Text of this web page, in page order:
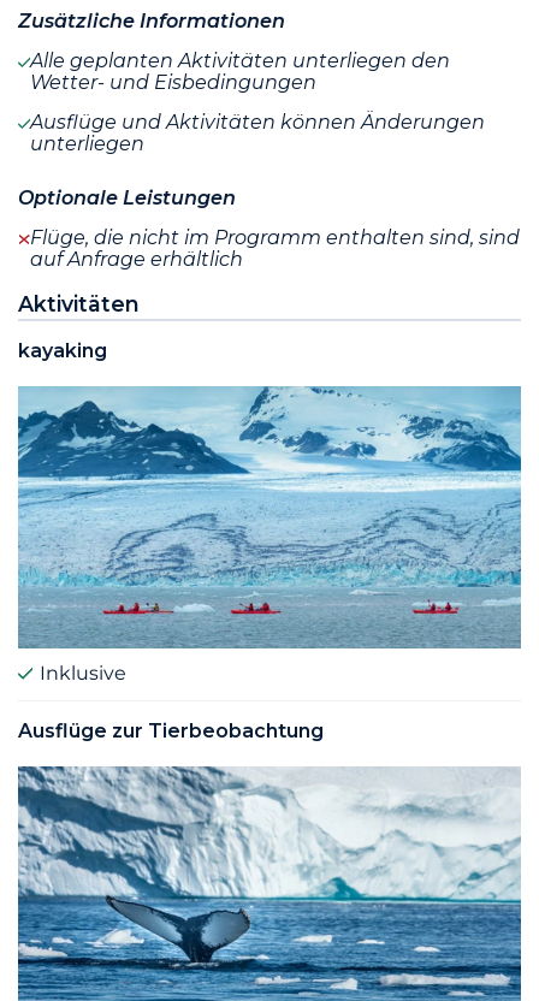
Zusätzliche Informationen
Alle geplanten Aktivitäten unterliegen den
Wetter- und Eisbedingungen
Ausflüge und Aktivitäten können Änderungen
unterliegen
Optionale Leistungen
Flüge, die nicht im Programm enthalten sind, sind
auf Anfrage erhältlich
Aktivitäten
kayaking
Inklusive
Ausflüge zur Tierbeobachtung